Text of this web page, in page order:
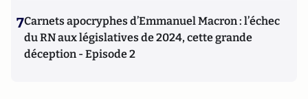
7Carnets apocryphes d’Emmanuel Macron : l’échec
du RN aux législatives de 2024, cette grande
déception - Episode 2